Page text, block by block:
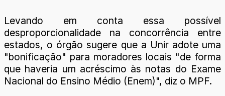
Levando em conta essa possível
desproporcionalidade na concorrência entre
estados, o órgão sugere que a Unir adote uma
"bonificação" para moradores locais "de forma
que haveria um acréscimo às notas do Exame
Nacional do Ensino Médio (Enem)", diz o MPF.